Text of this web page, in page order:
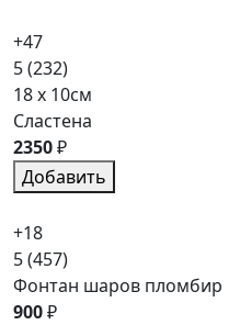
+47
5(232)
18 x 10см
Сластена
2350₽
Добавить
+18
5(457)
Фонтан шаров пломбир
900₽